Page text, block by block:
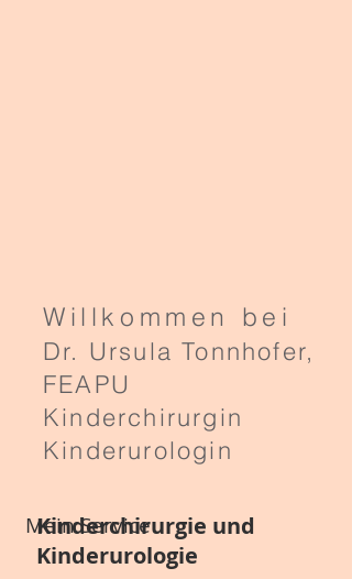
Willkommen bei
Dr. Ursula Tonnhofer,
FEAPU
Kinderchirurgin
Kinderurologin
Mein Service
Kinderchirurgie und
Kinderurologie